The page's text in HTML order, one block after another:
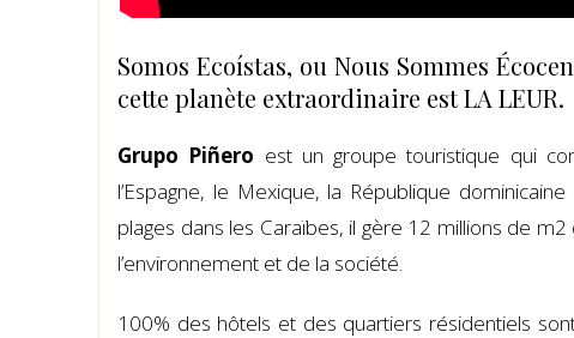
Somos Ecoístas, ou Nous Sommes
cette planète extraordinaire est LA LEUR.
Grupo Piñero est un groupe touristique qui
l’Espagne, le Mexique, la République
plages dans les Caraïbes, il gère 12 millions de
l’environnement et de la société.
100% des hôtels et des quartiers résidentiels